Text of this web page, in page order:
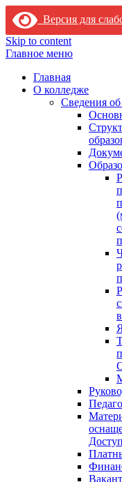
Версия для
Skip to content
Главное меню
Главная
О колледже
Сведения